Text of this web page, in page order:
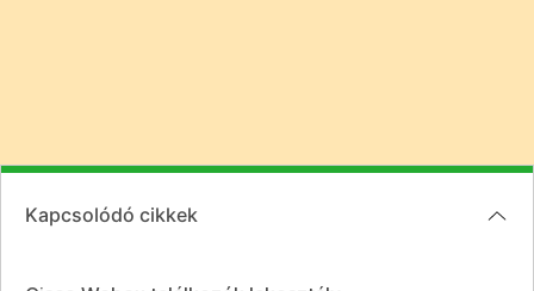
Kapcsolódó cikkek